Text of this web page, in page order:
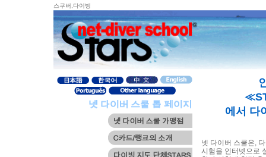
스쿠버,다이빙
에서 다
넷 다이버 스쿨은,
시험을 인터넷으로